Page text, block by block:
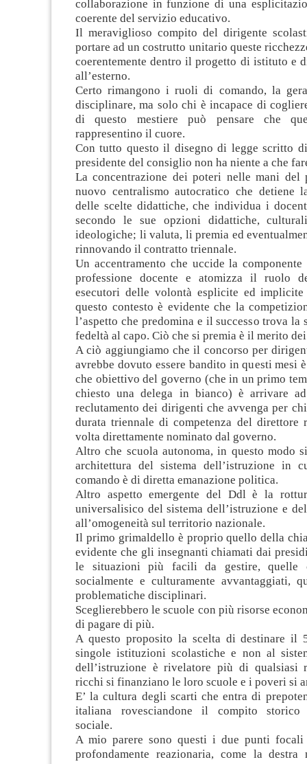
collaborazione in funzione di una
coerente del servizio educativo.
Il meraviglioso compito del dirigente
portare ad un costrutto unitario queste
coerentemente dentro il progetto di istituto e
all’esterno.
Certo rimangono i ruoli di comando, la
disciplinare, ma solo chi è incapace di
di questo mestiere può pensare che
rappresentino il cuore.
Con tutto questo il disegno di legge scritto
presidente del consiglio non ha niente a che
La concentrazione dei poteri nelle mani del
nuovo centralismo autocratico che detiene
delle scelte didattiche, che individua i
secondo le sue opzioni didattiche,
ideologiche; li valuta, li premia ed
rinnovando il contratto triennale.
Un accentramento che uccide la
professione docente e atomizza il ruolo
esecutori delle volontà esplicite ed
questo contesto è evidente che la
l’aspetto che predomina e il successo trova la
fedeltà al capo. Ciò che si premia è il merito
A ciò aggiungiamo che il concorso per
avrebbe dovuto essere bandito in questi mesi
che obiettivo del governo (che in un primo
chiesto una delega in bianco) è arrivare
reclutamento dei dirigenti che avvenga per
durata triennale di competenza del direttore
volta direttamente nominato dal governo.
Altro che scuola autonoma, in questo modo
architettura del sistema dell’istruzione in
comando è di diretta emanazione politica.
Altro aspetto emergente del Ddl è la
universalisico del sistema dell’istruzione e
all’omogeneità sul territorio nazionale.
Il primo grimaldello è proprio quello della
evidente che gli insegnanti chiamati dai
le situazioni più facili da gestire, quelle
socialmente e culturamente avvantaggiati,
problematiche disciplinari.
Sceglierebbero le scuole con più risorse
di pagare di più.
A questo proposito la scelta di destinare il
singole istituzioni scolastiche e non al
dell’istruzione è rivelatore più di qualsiasi
ricchi si finanziano le loro scuole e i poveri si
E’ la cultura degli scarti che entra di
italiana rovesciandone il compito
sociale.
A mio parere sono questi i due punti
profondamente reazionaria, come la destra